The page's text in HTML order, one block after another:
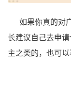
如果你真的对广
长建议自己去申
主之类的，也可以